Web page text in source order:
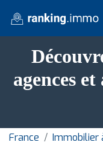
agences
France
Immobilier